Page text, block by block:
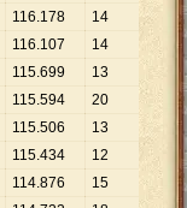
116.178 14 8
298
116.107 14 8
293
115.699 13
900
115.594 20 5.
780
115.506 13 8
115.434 12
620
114.876 15 .
658